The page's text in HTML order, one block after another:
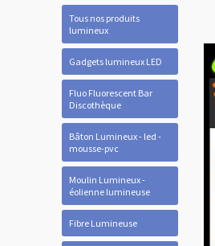
Tous nos produits
lumineux
Gadgets lumineux LED
Fluo Fluorescent Bar
Discothèque
Bâton Lumineux - led -
mousse-pvc
Moulin Lumineux -
éolienne lumineuse
Fibre Lumineuse